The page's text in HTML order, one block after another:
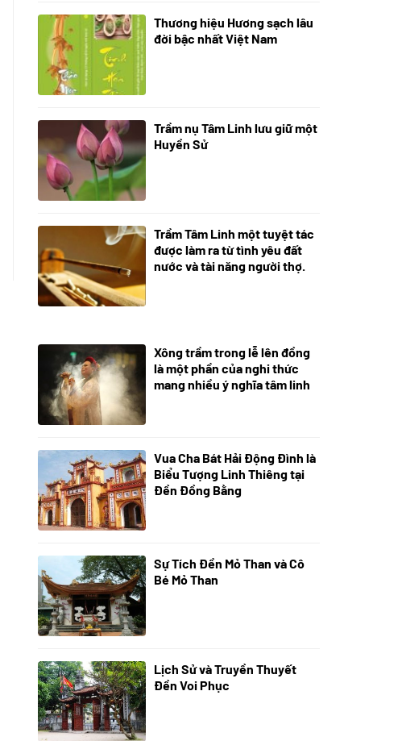
18/10/2025
Thương hiệu Hương sạch lâu
đời bậc nhất Việt Nam
05/10/2025
Trầm nụ Tâm Linh lưu giữ một
Huyền Sử
09/06/2024
Trầm Tâm Linh một tuyệt tác
được làm ra từ tình yêu đất
nước và tài năng người thợ.
21/07/2024
Xông trầm trong lễ lên đồng
là một phần của nghi thức
mang nhiều ý nghĩa tâm linh
08/07/2024
Vua Cha Bát Hải Động Đình là
Biểu Tượng Linh Thiêng tại
Đền Đồng Bằng
08/07/2024
Sự Tích Đền Mỏ Than và Cô
Bé Mỏ Than
07/07/2024
Lịch Sử và Truyền Thuyết
Đền Voi Phục